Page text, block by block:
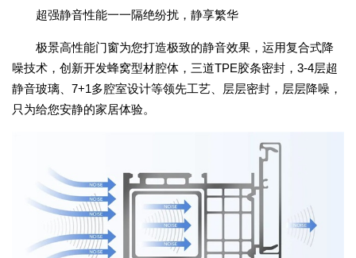
超强静音性能一一隔绝纷扰，静享繁华
极景高性能门窗为您打造极致的静音效果，运用复合式降
噪技术，创新开发蜂窝型材腔体，三道TPE胶条密封，3-4层超
静音玻璃、7+1多腔室设计等领先工艺、层层密封，层层降噪，
只为给您安静的家居体验。